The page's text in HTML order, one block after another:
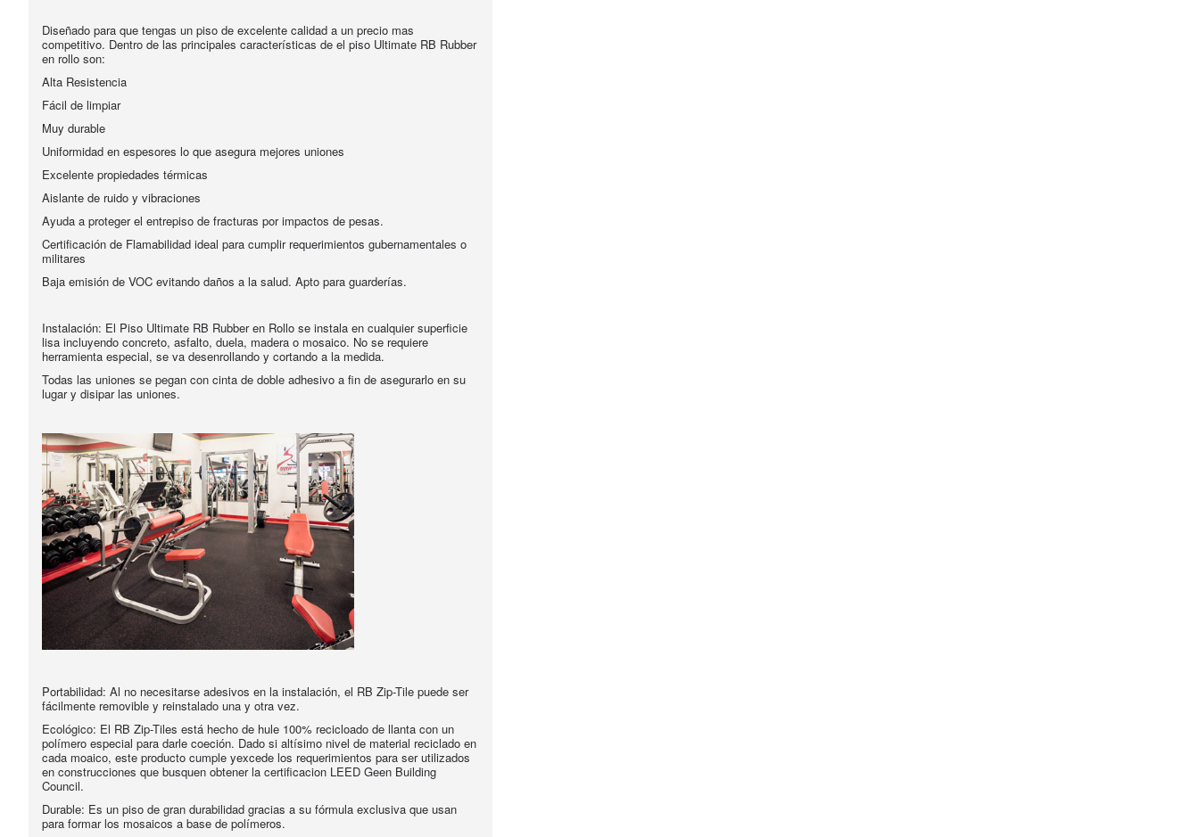
Diseñado para que tengas un piso de excelente calidad a un precio mas
competitivo. Dentro de las principales características de el piso Ultimate RB Rubber
en rollo son:
Alta Resistencia
Fácil de limpiar
Muy durable
Uniformidad en espesores lo que asegura mejores uniones
Excelente propiedades térmicas
Aislante de ruido y vibraciones
Ayuda a proteger el entrepiso de fracturas por impactos de pesas.
Certificación de Flamabilidad ideal para cumplir requerimientos gubernamentales o
militares
Baja emisión de VOC evitando daños a la salud. Apto para guarderías.
Instalación: El Piso Ultimate RB Rubber en Rollo se instala en cualquier superficie
lisa incluyendo concreto, asfalto, duela, madera o mosaico. No se requiere
herramienta especial, se va desenrollando y cortando a la medida.
Todas las uniones se pegan con cinta de doble adhesivo a fin de asegurarlo en su
lugar y disipar las uniones.
Portabilidad: Al no necesitarse adesivos en la instalación, el RB Zip-Tile puede ser
fácilmente removible y reinstalado una y otra vez.
Ecológico: El RB Zip-Tiles está hecho de hule 100% recicloado de llanta con un
polímero especial para darle coeción. Dado si altísimo nivel de material reciclado en
cada moaico, este producto cumple yexcede los requerimientos para ser utilizados
en construcciones que busquen obtener la certificacion LEED Geen Building
Council.
Durable: Es un piso de gran durabilidad gracias a su fórmula exclusiva que usan
para formar los mosaicos a base de polímeros.